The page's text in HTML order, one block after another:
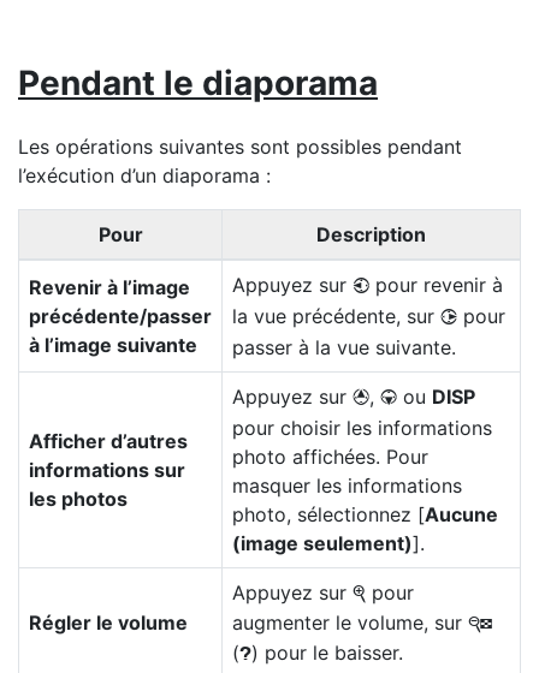
Pendant le diaporama
Les opérations suivantes sont possibles pendant
l’exécution d’un diaporama :
Pour Description
Revenir à l’image
précédente/passer
à l’image suivante
Appuyez sur 4 pour revenir à
la vue précédente, sur 2 pour
passer à la vue suivante.
Afficher d’autres
informations sur
les photos
Appuyez sur 1, 3 ou DISP
pour choisir les informations
photo affichées. Pour
masquer les informations
photo, sélectionnez [Aucune
(image seulement)].
Régler le volume
Appuyez sur X pour
augmenter le volume, sur W
(Q) pour le baisser.